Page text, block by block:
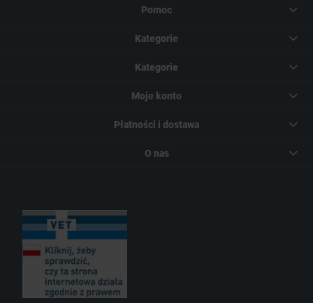
Pomoc
Kategorie
Kategorie
Moje konto
Płatności i dostawa
O nas